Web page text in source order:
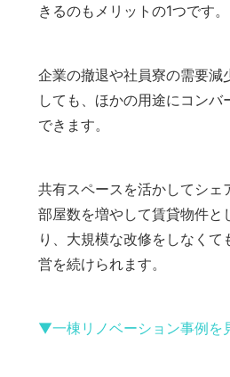
きるのもメリットの1つです。
企業の撤退や社員寮の需要減
しても、ほかの用途にコンバ
できます。
共有スペースを活かしてシェ
部屋数を増やして賃貸物件と
り、大規模な改修をしなくて
営を続けられます。
▼一棟リノベーション事例を